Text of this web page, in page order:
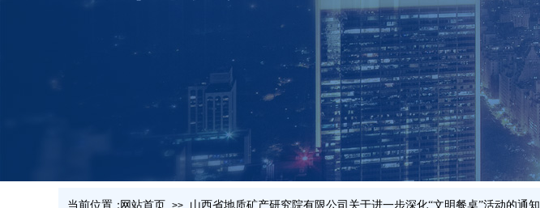
当前位置：网站首页 >> 山西省地质矿产研究院有限公司关于进一步深化“文明餐桌”活动的通知